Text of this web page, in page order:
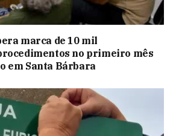
marca de 10 mil
no primeiro mês
em Santa Bárbara